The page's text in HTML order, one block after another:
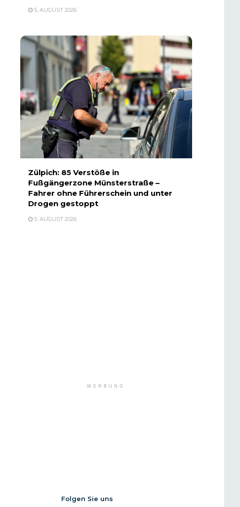
5. AUGUST 2026
Zülpich: 85 Verstöße in
Fußgängerzone Münsterstraße –
Fahrer ohne Führerschein und unter
Drogen gestoppt
5. AUGUST 2026
WERBUNG
Folgen Sie uns